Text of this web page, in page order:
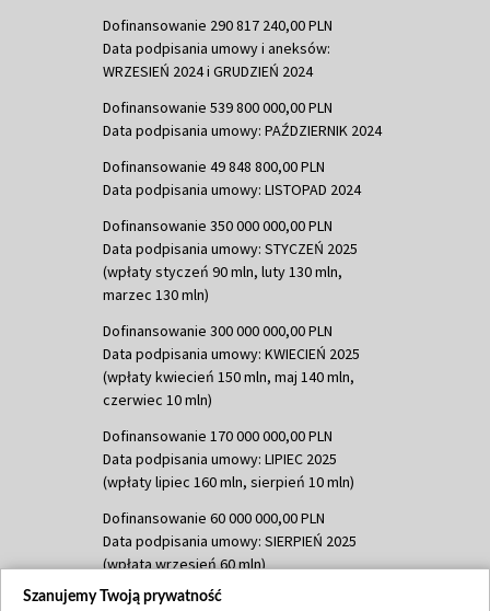
Dofinansowanie 290 817 240,00 PLN
Data podpisania umowy i aneksów:
WRZESIEŃ 2024 i GRUDZIEŃ 2024
Dofinansowanie 539 800 000,00 PLN
Data podpisania umowy: PAŹDZIERNIK 2024
Dofinansowanie 49 848 800,00 PLN
Data podpisania umowy: LISTOPAD 2024
Dofinansowanie 350 000 000,00 PLN
Data podpisania umowy: STYCZEŃ 2025
(wpłaty styczeń 90 mln, luty 130 mln,
marzec 130 mln)
Dofinansowanie 300 000 000,00 PLN
Data podpisania umowy: KWIECIEŃ 2025
(wpłaty kwiecień 150 mln, maj 140 mln,
czerwiec 10 mln)
Dofinansowanie 170 000 000,00 PLN
Data podpisania umowy: LIPIEC 2025
(wpłaty lipiec 160 mln, sierpień 10 mln)
Dofinansowanie 60 000 000,00 PLN
Data podpisania umowy: SIERPIEŃ 2025
(wpłata wrzesień 60 mln)
Dofinansowanie 635 783 051,21 PLN
Szanujemy Twoją prywatność